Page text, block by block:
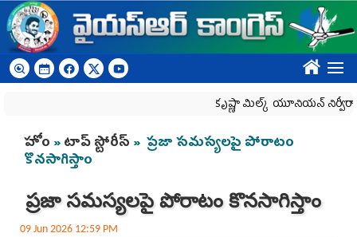
Skip to main content
????
కృష్ణా మిల్క్‌ యూనియన్‌ నిర్వీర్యానికి
You are here
హోం »టాప్ స్టోరీస్ » ప్రజా సమస్యలపై పోరాటం
కొనసాగిస్తాం
ప్రజా సమస్యలపై పోరాటం కొనసాగిస్తాం
09 Jun 2026 12:59 PM